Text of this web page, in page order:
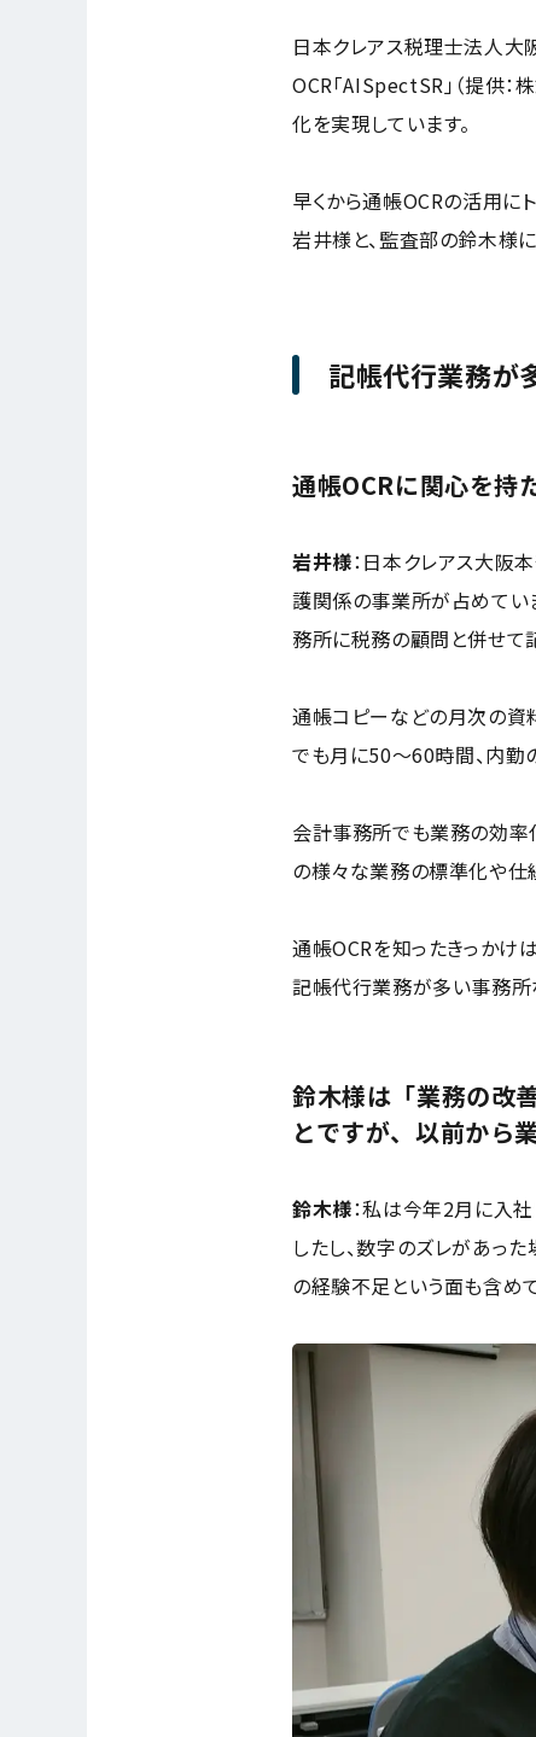
日本クレアス税理士法人大
OCR「AISpectSR」（提供
化を実現しています。
早くから通帳OCRの活用に
岩井様と、監査部の鈴木様
記帳代行業務が
通帳OCRに関心を持
岩井様：日本クレアス大阪
護関係の事業所が占めてい
務所に税務の顧問と併せて
通帳コピーなどの月次の資
でも月に50〜60時間、内勤
会計事務所でも業務の効率
の様々な業務の標準化や仕
通帳OCRを知ったきっかけ
記帳代行業務が多い事務所
鈴木様は「業務の改
とですが、以前から
鈴木様：私は今年2月に入社
したし、数字のズレがあっ
の経験不足という面も含め